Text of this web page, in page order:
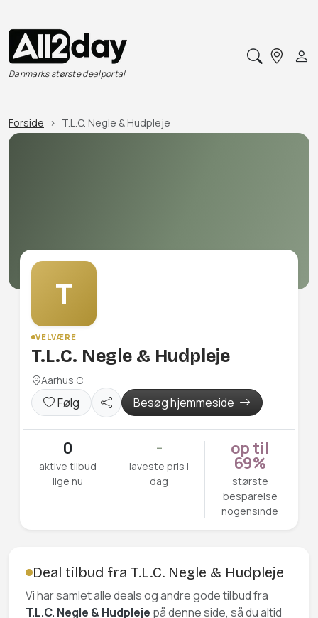
Danmarks største dealportal
Forside T.L.C. Negle & Hudpleje
T
VELVÆRE
T.L.C. Negle & Hudpleje
Aarhus C
Følg Besøg hjemmeside
0
aktive tilbud
lige nu
-
laveste pris i
dag
op til
69%
største
besparelse
nogensinde
Deal tilbud fra T.L.C. Negle & Hudpleje
Vi har samlet alle deals og andre gode tilbud fra
T.L.C. Negle & Hudpleje på denne side, så du altid